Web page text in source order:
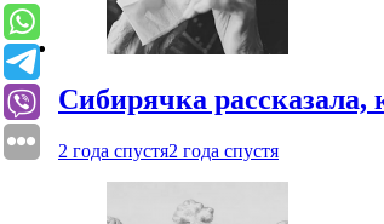
Сибирячка рассказала,
2 года спустя2 года спустя